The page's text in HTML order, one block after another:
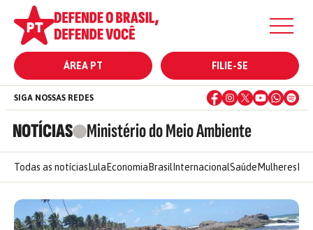
ÁREA PT FILIE-SE
NOTÍCIAS Ministério do Meio Ambiente
SIGA NOSSAS REDES
Todas as notícias Lula Economia Brasil InternacionalSaúde Mulheres